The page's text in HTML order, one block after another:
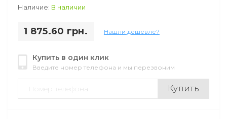
Наличие: В наличии
1 875.60 грн. Нашли дешевле?
Купить в один клик
Введите номер телефона и мы перезвоним
Купить